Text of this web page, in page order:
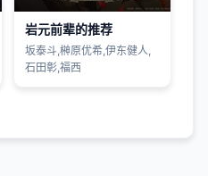
岩元前辈的推荐
坂泰斗,榊原优希,伊东健人,
石田彰,福西